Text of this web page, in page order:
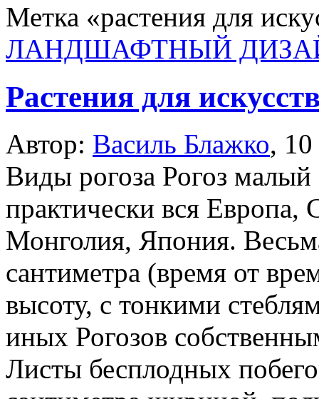
Метка «растения для
ЛАНДШАФТНЫЙ
Растения для
Автор: Василь Блажко,
Виды рогоза Рогоз
практически вся Европа,
Монголия, Япония.
сантиметра (время от
высоту, с тонкими
иных Рогозов
Листы бесплодных